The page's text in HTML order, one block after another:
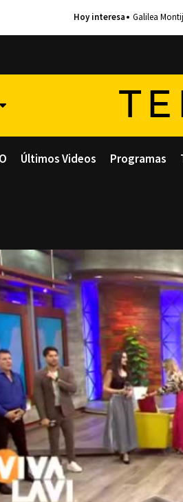
Galilea
Últimos Videos Programas